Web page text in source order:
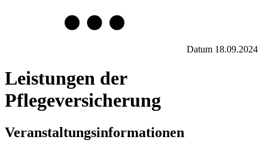
Datum 18.09.2024
Leistungen der
Pflegeversicherung
Veranstaltungsinformationen